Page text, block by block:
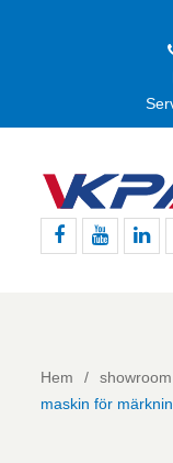
Hem
showroom
maskin för